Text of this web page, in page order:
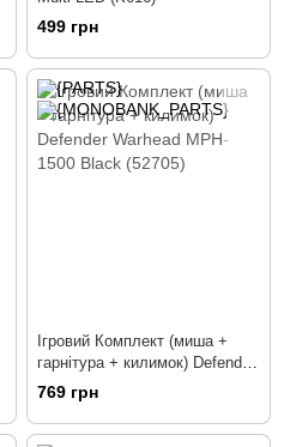
499 грн
Ігровий Комплект (миша +
гарнітура + килимок) Defender
Warhead MPH-1500 Black
(52705)
769 грн